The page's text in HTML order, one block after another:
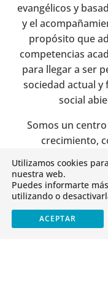
evangélicos y
y el
propósito que
competencias
para llegar a ser
sociedad actual
social
Somos un
crecimiento,
capacidad de
Ofrecemos una
que plantea el
profesores en
Utilizamos cookies
nuestra web.
Puedes informarte
utilizando o
ACEPTAR